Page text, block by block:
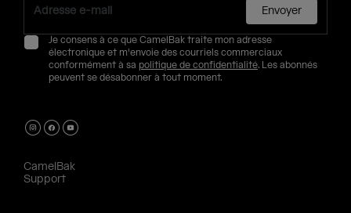
Envoyer
Je consens à ce que CamelBak traite mon adresse
électronique et m'envoie des courriels commerciaux
conformément à sa politique de confidentialité. Les abonnés
peuvent se désabonner à tout moment.
CamelBak
Support